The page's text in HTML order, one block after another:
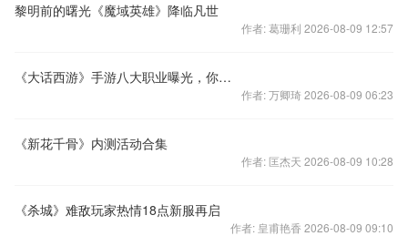
黎明前的曙光《魔域英雄》降临凡世
作者: 葛珊利 2026-08-09 12:57
《大话西游》手游八大职业曝光，你更爱哪一个
作者: 万卿琦 2026-08-09 06:23
《新花千骨》内测活动合集
作者: 匡杰天 2026-08-09 10:28
《杀城》难敌玩家热情18点新服再启
作者: 皇甫艳香 2026-08-09 09:10